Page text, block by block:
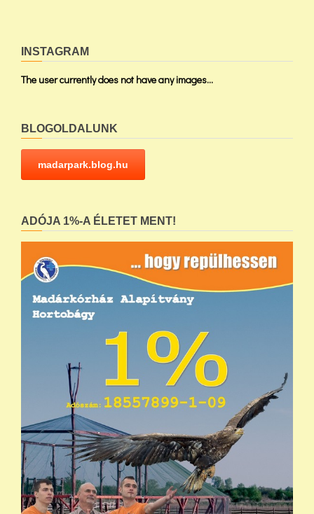
INSTAGRAM
The user currently does not have any images...
BLOGOLDALUNK
madarpark.blog.hu
ADÓJA 1%-A ÉLETET MENT!